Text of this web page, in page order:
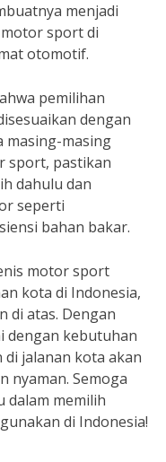
menjadi
sport di
otomotif.
pemilihan
dengan
masing-masing
sport, pastikan
dahulu dan
seperti
bahan bakar.
motor sport
kota di Indonesia,
di atas. Dengan
dengan kebutuhan
jalanan kota akan
nyaman. Semoga
dalam memilih
di Indonesia!